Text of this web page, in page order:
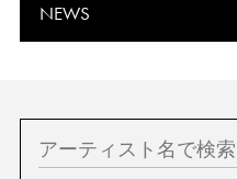
NEWS